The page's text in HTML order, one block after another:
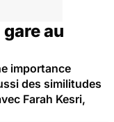
au
importance
des similitudes
Farah Kesri,